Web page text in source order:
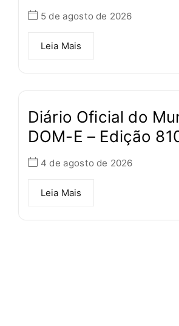
5 de agosto de 2026
Leia Mais
Diário Oficial do
DOM-E – Edição
4 de agosto de 2026
Leia Mais